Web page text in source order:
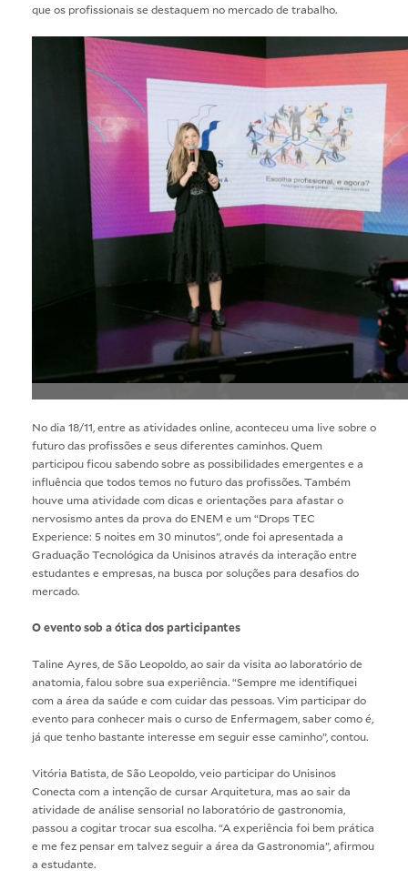
que os profissionais se destaquem no mercado de trabalho.
No dia 18/11, entre as atividades online, aconteceu uma live sobre o
futuro das profissões e seus diferentes caminhos. Quem
participou ficou sabendo sobre as possibilidades emergentes e a
influência que todos temos no futuro das profissões. Também
houve uma atividade com dicas e orientações para afastar o
nervosismo antes da prova do ENEM e um “Drops TEC
Experience: 5 noites em 30 minutos”, onde foi apresentada a
Graduação Tecnológica da Unisinos através da interação entre
estudantes e empresas, na busca por soluções para desafios do
mercado.
O evento sob a ótica dos participantes
Taline Ayres, de São Leopoldo, ao sair da visita ao laboratório de
anatomia, falou sobre sua experiência. “Sempre me identifiquei
com a área da saúde e com cuidar das pessoas. Vim participar do
evento para conhecer mais o curso de Enfermagem, saber como é,
já que tenho bastante interesse em seguir esse caminho”, contou.
Vitória Batista, de São Leopoldo, veio participar do Unisinos
Conecta com a intenção de cursar Arquitetura, mas ao sair da
atividade de análise sensorial no laboratório de gastronomia,
passou a cogitar trocar sua escolha. “A experiência foi bem prática
e me fez pensar em talvez seguir a área da Gastronomia”, afirmou
a estudante.